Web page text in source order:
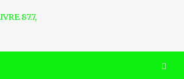
LIVRE 87.7, 106